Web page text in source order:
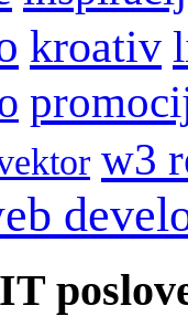
kroativ
w3